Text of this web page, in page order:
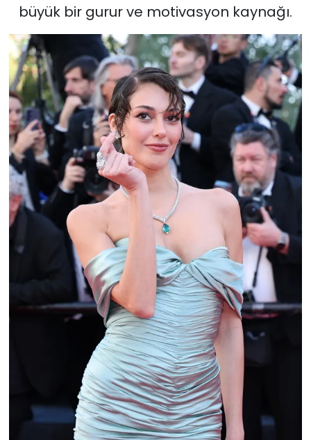
büyük bir gurur ve motivasyon kaynağı.